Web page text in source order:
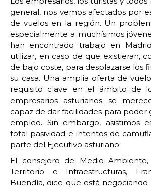
general, nos vemos afectados por
de vuelos en la región. Un
especialmente a muchísimos
han encontrado trabajo en
utilizar, en caso de que existieran,
de bajo coste, para desplazarse los
su casa. Una amplia oferta de
requisito clave en el ámbito de
empresarios asturianos se
capaz de dar facilidades para poder
empleo. Sin embargo, asistimos
total pasividad e intentos de
parte del Ejecutivo asturiano.
El consejero de Medio
Territorio e Infraestructuras,
Buendía, dice que está